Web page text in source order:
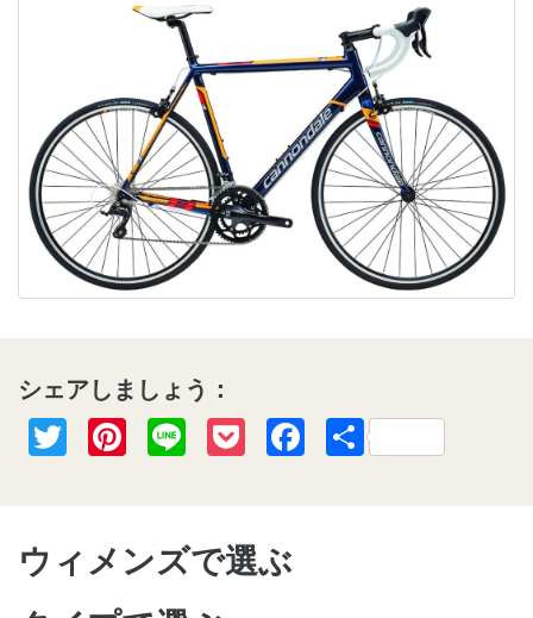
シェアしましょう：
TwitterPinterest
Line PocketFacebook
共
ウィメンズで選ぶ